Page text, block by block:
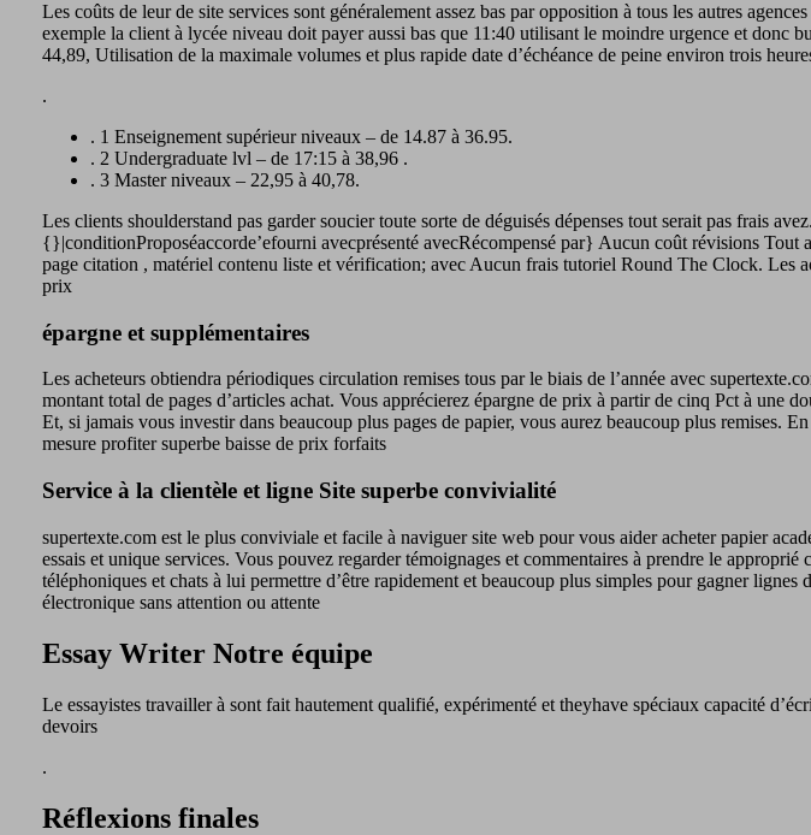
Les coûts de leur de site services sont généralement assez bas par opposition à tous les autres
exemple la client à lycée niveau doit payer aussi bas que 11:40 utilisant le moindre urgence et
44,89, Utilisation de la maximale volumes et plus rapide date d’échéance de peine environ trois
.
. 1 Enseignement supérieur niveaux – de 14.87 à 36.95.
. 2 Undergraduate lvl – de 17:15 à 38,96 .
. 3 Master niveaux – 22,95 à 40,78.
Les clients shoulderstand pas garder soucier toute sorte de déguisés dépenses tout serait pas frais
{}|conditionProposéaccorde’efourni avecprésenté avecRécompensé par} Aucun coût révisions
page citation , matériel contenu liste et vérification; avec Aucun frais tutoriel Round The Clock. Les
prix
épargne et supplémentaires
Les acheteurs obtiendra périodiques circulation remises tous par le biais de l’année avec
montant total de pages d’articles achat. Vous apprécierez épargne de prix à partir de cinq Pct à une
Et, si jamais vous investir dans beaucoup plus pages de papier, vous aurez beaucoup plus remises.
mesure profiter superbe baisse de prix forfaits
Service à la clientèle et ligne Site superbe convivialité
supertexte.com est le plus conviviale et facile à naviguer site web pour vous aider acheter papier
essais et unique services. Vous pouvez regarder témoignages et commentaires à prendre le
téléphoniques et chats à lui permettre d’être rapidement et beaucoup plus simples pour gagner
électronique sans attention ou attente
Essay Writer Notre équipe
Le essayistes travailler à sont fait hautement qualifié, expérimenté et theyhave spéciaux capacité
devoirs
.
Réflexions finales